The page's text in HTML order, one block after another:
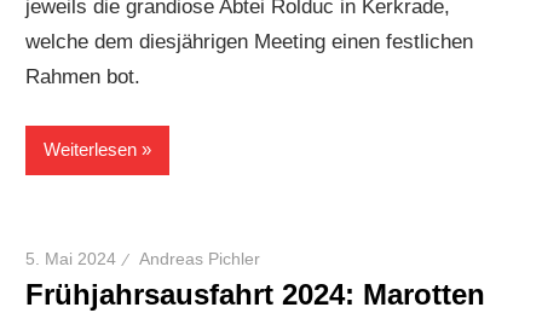
jeweils die grandiose Abtei Rolduc in Kerkrade,
welche dem diesjährigen Meeting einen festlichen
Rahmen bot.
Weiterlesen
5. Mai 2024 Andreas Pichler
Frühjahrsausfahrt 2024: Marotten